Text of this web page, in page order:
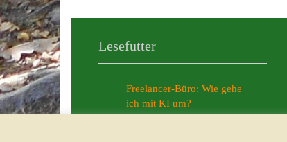
Lesefutter
Freelancer-Büro: Wie gehe
ich mit KI um?